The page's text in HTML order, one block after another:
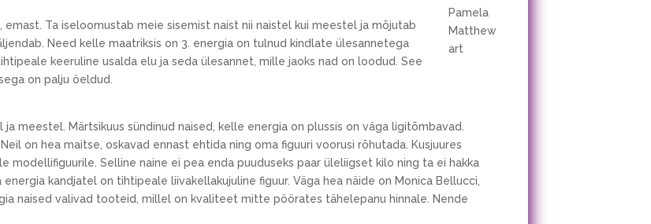
Pamela
Matthew
art
Ta iseloomustab meie sisemist naist nii naistel kui meestel ja mõjutab
Need kelle maatriksis on 3. energia on tulnud kindlate ülesannetega
keeruline usalda elu ja seda ülesannet, mille jaoks nad on loodud. See
on palju öeldud.
meestel. Märtsikuus sündinud naised, kelle energia on plussis on väga ligitõmbavad.
on hea maitse, oskavad ennast ehtida ning oma figuuri voorusi rõhutada. Kusjuures
modellifiguurile. Selline naine ei pea enda puuduseks paar üleliigset kilo ning ta ei hakka
kandjatel on tihtipeale liivakellakujuline figuur. Väga hea näide on Monica Bellucci,
naised valivad tooteid, millel on kvaliteet mitte pöörates tähelepanu hinnale. Nende